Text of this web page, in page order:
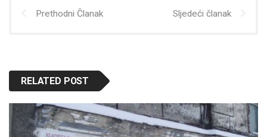
Prethodni Članak Sljedeći članak
RELATED POST